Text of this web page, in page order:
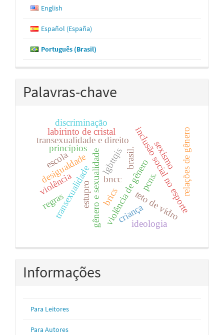
English
Español (España)
Português (Brasil)
Palavras-chave
violência de gênero
gênero e sexualidade
transexualidade e direito
pcns.
lgbttqis
bncc inclusão social no esporte
transexualidade
estupro
labirinto de cristal
teto de vidro
sexismo
desigualdade
brics
criança
regras
princípios
discriminação
ideologia
escola brasil.
violência relações de gênero
Informações
Para Leitores
Para Autores